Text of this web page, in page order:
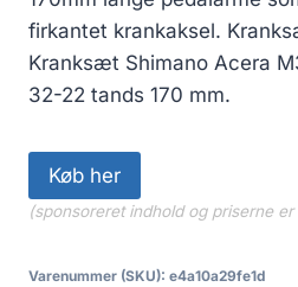
firkantet krankaksel.
Kranksæt Shimano Acera
32-22 tands 170 mm.
Køb her
(sponsoreret indhold og priserne
Varenummer (SKU): e4a10a29fe1d